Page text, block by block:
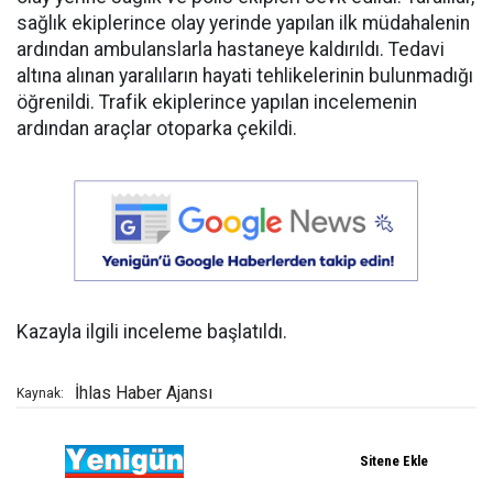
sağlık ekiplerince olay yerinde yapılan ilk müdahalenin
ardından ambulanslarla hastaneye kaldırıldı. Tedavi
altına alınan yaralıların hayati tehlikelerinin bulunmadığı
öğrenildi. Trafik ekiplerince yapılan incelemenin
ardından araçlar otoparka çekildi.
Kazayla ilgili inceleme başlatıldı.
Kaynak: İhlas Haber Ajansı